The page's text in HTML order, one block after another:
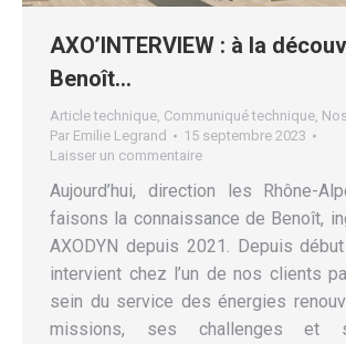
AXO’INTERVIEW : à la
Benoît…
Article technique Communiqué technique
Par Emilie Legrand
15 septembre 2023
Laisser un commentaire
Aujourd’hui, direction les Rhône-
faisons la connaissance de Benoît,
AXODYN depuis 2021. Depuis
intervient chez l’un de nos clients
sein du service des énergies
missions, ses challenges et